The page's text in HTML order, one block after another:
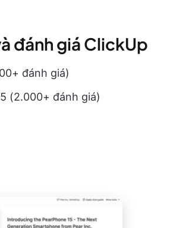
đánh giá ClickUp
đánh giá)
(2.000+ đánh giá)